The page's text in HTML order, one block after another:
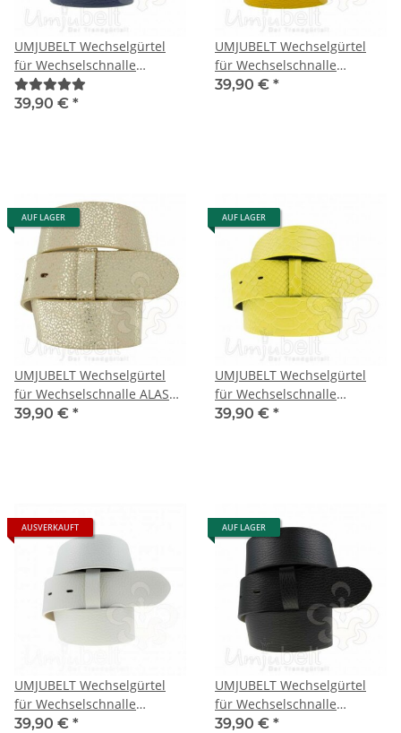
UMJUBELT Wechselgürtel
für Wechselschnalle
ATLANTIC BLUE / BLAU
39,90 € *
UMJUBELT Wechselgürtel
für Wechselschnalle
ATLANTIC YELLOW / GELB
39,90 € *
AUF LAGER
UMJUBELT Wechselgürtel
für Wechselschnalle ALASKA
LEO CREME
39,90 € *
AUF LAGER
UMJUBELT Wechselgürtel
für Wechselschnalle
AMARILLO YELLOW
39,90 € *
AUSVERKAUFT
UMJUBELT Wechselgürtel
für Wechselschnalle
ATLANTIC WHITE / WEISS
39,90 € *
AUF LAGER
UMJUBELT Wechselgürtel
für Wechselschnalle
ATLANTIC BLACK
39,90 € *